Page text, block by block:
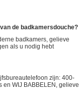
de badkamersdouche?
badkamers, gelieve
als u nodig hebt
zijn: 400-
en WIJ BABBELEN, gelieve